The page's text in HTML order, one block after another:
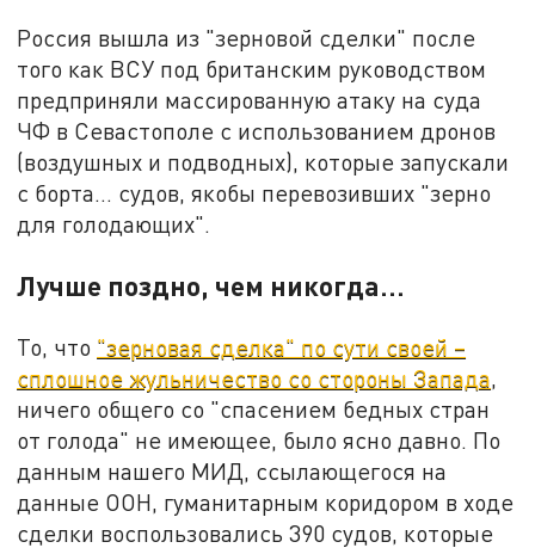
Россия вышла из "зерновой сделки" после
того как ВСУ под британским руководством
предприняли массированную атаку на суда
ЧФ в Севастополе с использованием дронов
(воздушных и подводных), которые запускали
с борта… судов, якобы перевозивших "зерно
для голодающих".
Лучше поздно, чем никогда…
То, что "зерновая сделка" по сути своей –
сплошное жульничество со стороны Запада,
ничего общего со "спасением бедных стран
от голода" не имеющее, было ясно давно. По
данным нашего МИД, ссылающегося на
данные ООН, гуманитарным коридором в ходе
сделки воспользовались 390 судов, которые